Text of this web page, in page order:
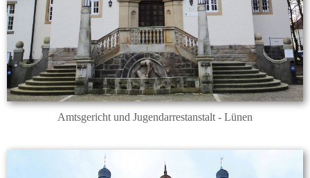
Amtsgericht und Jugendarrestanstalt - Lünen